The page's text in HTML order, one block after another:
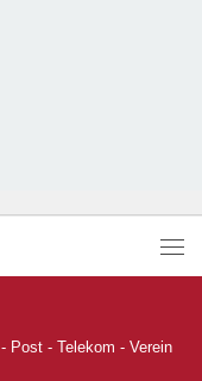
- Post - Telekom - Verein